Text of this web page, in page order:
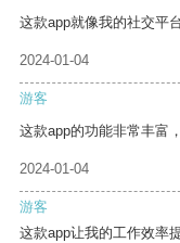
这款app就像我的社交平
2024-01-04
游客
这款app的功能非常丰富
2024-01-04
游客
这款app让我的工作效率